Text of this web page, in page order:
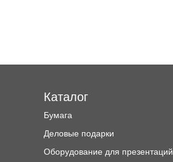
Каталог
Бумага
Деловые подарки
Оборудование для презентаций